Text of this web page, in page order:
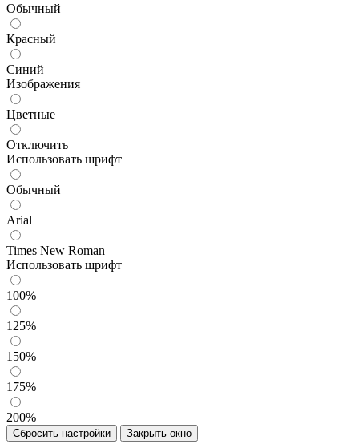
Обычный
Красный
Синий
Изображения
Цветные
Отключить
Использовать шрифт
Обычный
Arial
Times New Roman
Использовать шрифт
100%
125%
150%
175%
200%
Сбросить настройки Закрыть окно